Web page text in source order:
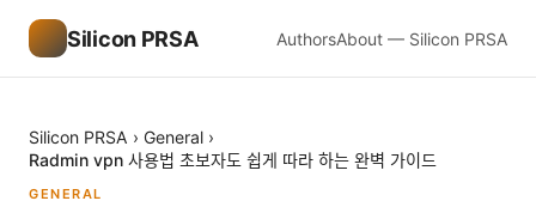
Silicon PRSA AuthorsAbout — Silicon PRSA
Silicon PRSA › General ›
Radmin vpn 사용법 초보자도 쉽게 따라 하는 완벽 가이드
GENERAL